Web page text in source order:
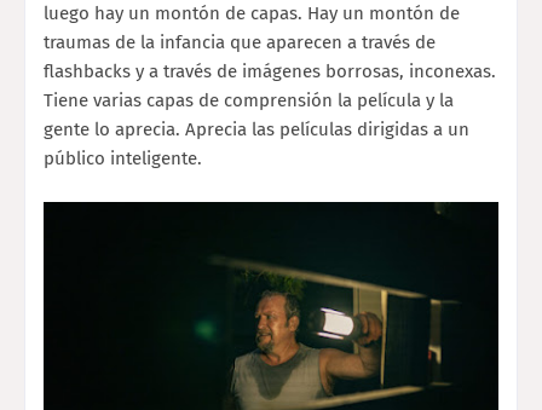
luego hay un montón de capas. Hay un montón de
traumas de la infancia que aparecen a través de
flashbacks y a través de imágenes borrosas, inconexas.
Tiene varias capas de comprensión la película y la
gente lo aprecia. Aprecia las películas dirigidas a un
público inteligente.